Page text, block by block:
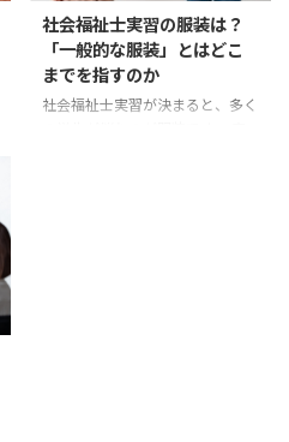
つです。そのため、どうして
も“課題”や“提出物”として捉えら
れがちです。 しかし実際には、
実習計画には思っている以上に大
社会福祉士実習の服装は？
「一般的な服装」とはどこ
までを指すのか
社会福祉士実習が決まると、多く